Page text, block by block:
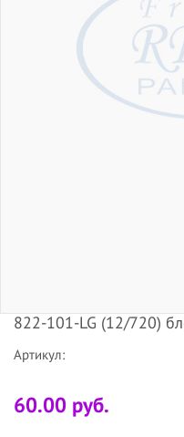
822-101-LG (12/720)
Артикул:
60.00 руб.